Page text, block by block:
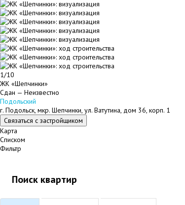
1/10
ЖК «Шепчинки»
Сдан — Неизвестно
Подольский
г. Подольск, мкр. Шепчинки, ул. Ватутина, дом 36, корп. 1
Связаться с застройщиком
Карта
Списком
Фильтр
Поиск квартир